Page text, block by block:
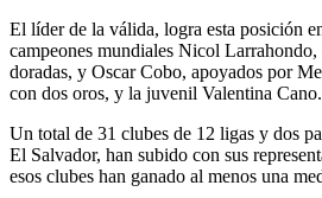
El líder de la válida, logra esta posición
campeones mundiales Nicol Larrahondo,
doradas, y Oscar Cobo, apoyados por
con dos oros, y la juvenil Valentina Cano.
Un total de 31 clubes de 12 ligas y dos
El Salvador, han subido con sus
esos clubes han ganado al menos una